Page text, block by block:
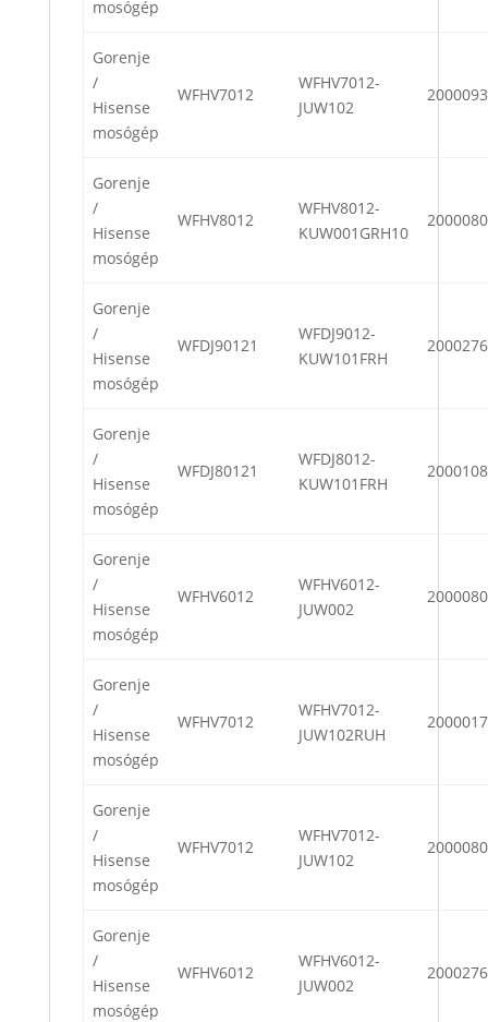
mosógép
Gorenje
/
Hisense
mosógép
WFHV7012
WFHV7012-
JUW102
Gorenje
/
Hisense
mosógép
WFHV8012
WFHV8012-
KUW001GRH10
Gorenje
/
Hisense
mosógép
WFDJ90121
WFDJ9012-
KUW101FRH
Gorenje
/
Hisense
mosógép
WFDJ80121
WFDJ8012-
KUW101FRH
Gorenje
/
Hisense
mosógép
WFHV6012
WFHV6012-
JUW002
Gorenje
/
Hisense
mosógép
WFHV7012
WFHV7012-
JUW102RUH
Gorenje
/
Hisense
mosógép
WFHV7012
WFHV7012-
JUW102
Gorenje
/
Hisense
mosógép
WFHV6012
WFHV6012-
JUW002